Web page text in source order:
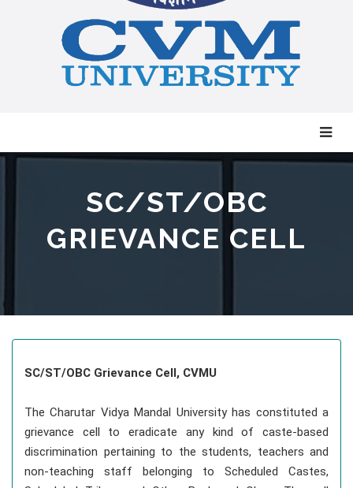
SC/ST/OBC
GRIEVANCE CELL
SC/ST/OBC Grievance Cell, CVMU
The Charutar Vidya Mandal University has constituted a
grievance cell to eradicate any kind of caste-based
discrimination pertaining to the students, teachers and
non-teaching staff belonging to Scheduled Castes,